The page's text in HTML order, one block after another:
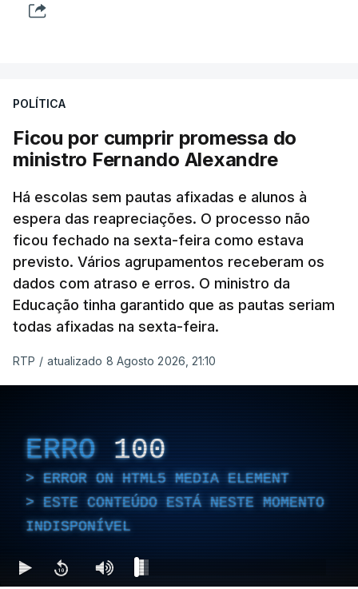
POLÍTICA
Ficou por cumprir promessa do
ministro Fernando Alexandre
Há escolas sem pautas afixadas e alunos à
espera das reapreciações. O processo não
ficou fechado na sexta-feira como estava
previsto. Vários agrupamentos receberam os
dados com atraso e erros. O ministro da
Educação tinha garantido que as pautas seriam
todas afixadas na sexta-feira.
RTP / atualizado 8 Agosto 2026, 21:10
ERRO 100
ERROR ON HTML5 MEDIA ELEMENT
ESTE CONTEÚDO ESTÁ NESTE MOMENTO
INDISPONÍVEL